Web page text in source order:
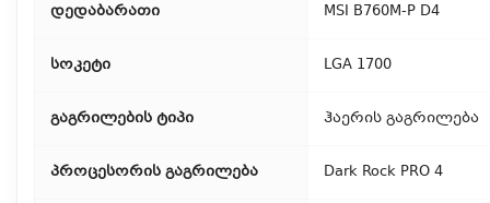
დედაბარათი MSI B760M-P D4
სოკეტი LGA 1700
გაგრილების ტიპი ჰაერის გაგრილება
პროცესორის გაგრილება Dark Rock PRO 4